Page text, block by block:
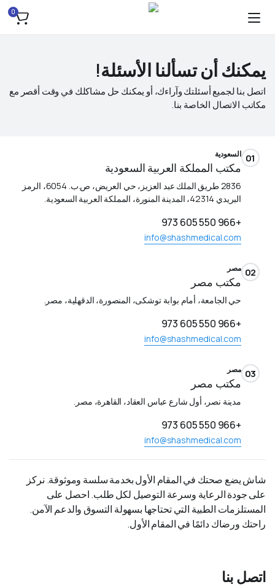
0
يمكنك أن تسألنا الأسئلة!
اتصل بنا لجميع أسئلتك وآراءك، أو يمكنك حل مشاكلك في وقت أقصر مع
مكاتب الاتصال الخاصة بنا.
01 السعودية
مكتب المملكة العربية السعودية
2836 طريق الملك عبد العزيز، حي العريض، ص.ب. 6054، الرمز
البريدي 42314، المدينة المنورة، المملكة العربية السعودية.
+966 550 605 973
info@shashmedical.com
02 مصر
مكتب مصر
حي الجامعة، أمام بوابة توشكى، المنصورة، الدقهلية، مصر.
+966 550 605 973
info@shashmedical.com
03 مصر
مكتب مصر
مدينة نصر، أول شارع عباس العقاد، القاهرة، مصر.
+966 550 605 973
info@shashmedical.com
شاش يضع صحتك في المقام الأول بخدمة سلسة وموثوقة. نركز
على جودة الرعاية وسرعة التوصيل لكل طلب. احصل على
المستلزمات الطبية التي تحتاجها بسهولة التسوق والدعم الآمن.
راحتك ورضاك دائمًا في المقام الأول.
اتصل بنا